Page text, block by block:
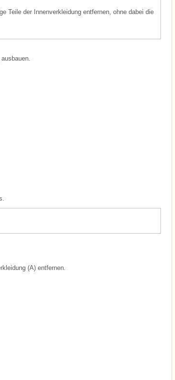
Teile der Innenverkleidung entfernen, ohne dabei die
(A) entfernen.